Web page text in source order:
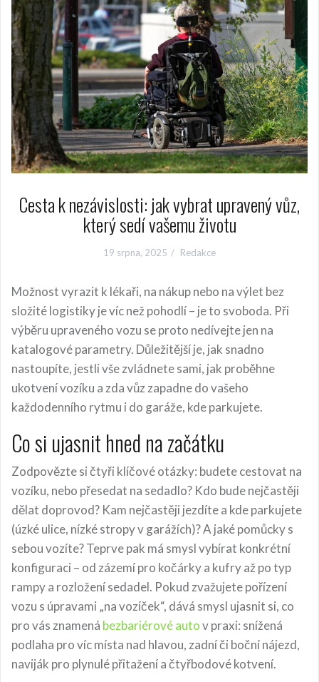
Cesta k nezávislosti: jak vybrat upravený vůz,
který sedí vašemu životu
19 srpna, 2025 Redakce
Možnost vyrazit k lékaři, na nákup nebo na výlet bez
složité logistiky je víc než pohodlí – je to svoboda. Při
výběru upraveného vozu se proto nedívejte jen na
katalogové parametry. Důležitější je, jak snadno
nastoupíte, jestli vše zvládnete sami, jak proběhne
ukotvení vozíku a zda vůz zapadne do vašeho
každodenního rytmu i do garáže, kde parkujete.
Co si ujasnit hned na začátku
Zodpovězte si čtyři klíčové otázky: budete cestovat na
vozíku, nebo přesedat na sedadlo? Kdo bude nejčastěji
dělat doprovod? Kam nejčastěji jezdíte a kde parkujete
(úzké ulice, nízké stropy v garážích)? A jaké pomůcky s
sebou vozíte? Teprve pak má smysl vybírat konkrétní
konfiguraci – od zázemí pro kočárky a kufry až po typ
rampy a rozložení sedadel. Pokud zvažujete pořízení
vozu s úpravami „na vozíček“, dává smysl ujasnit si, co
pro vás znamená bezbariérové autov praxi: snížená
podlaha pro víc místa nad hlavou, zadní či boční nájezd,
naviják pro plynulé přitažení a čtyřbodové kotvení.